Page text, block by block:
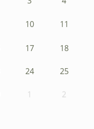
10 11
17 18
24 25
1 2